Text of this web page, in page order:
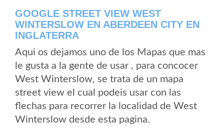
GOOGLE STREET VIEW WEST
WINTERSLOW EN ABERDEEN CITY EN
INGLATERRA
Aqui os dejamos uno de los Mapas que mas
le gusta a la gente de usar , para concocer
West Winterslow, se trata de un mapa
street view el cual podeis usar con las
flechas para recorrer la localidad de West
Winterslow desde esta pagina.